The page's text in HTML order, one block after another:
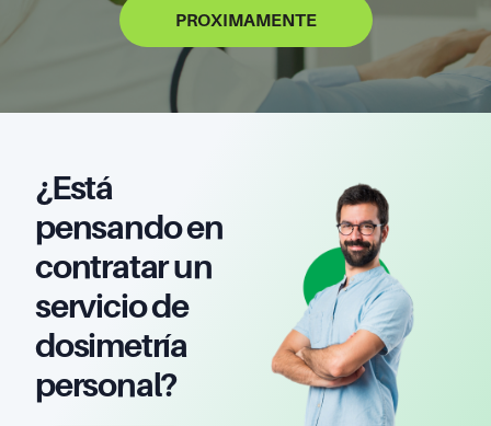
PROXIMAMENTE
¿Está
pensando en
contratar un
servicio de
dosimetría
personal?